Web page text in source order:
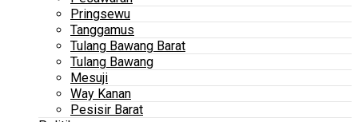
Pringsewu
Tanggamus
Tulang Bawang Barat
Tulang Bawang
Mesuji
Way Kanan
Pesisir Barat